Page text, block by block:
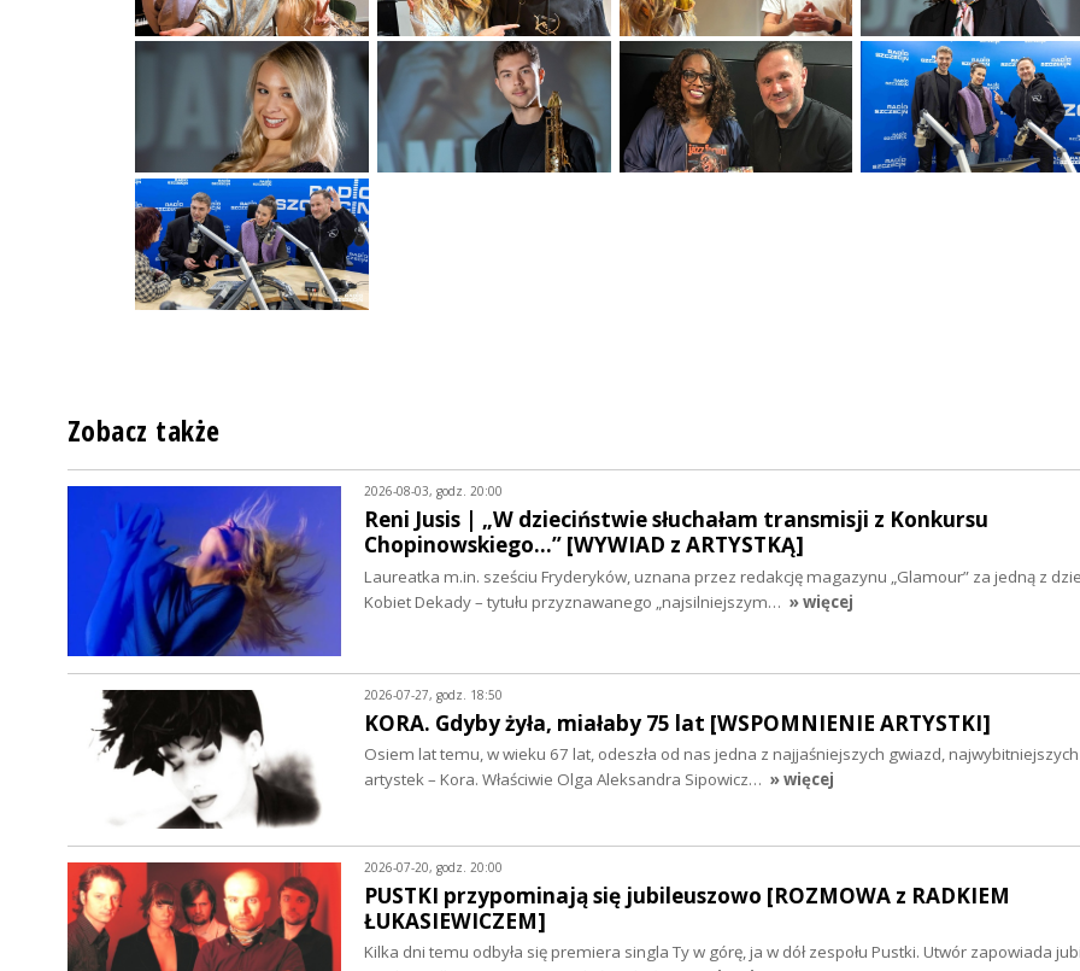
Zobacz także
2026-08-03, godz. 20:00
Reni Jusis | „W dzieciństwie słuchałam transmisji z Konkursu
Chopinowskiego…” [WYWIAD z ARTYSTKĄ]
Laureatka m.in. sześciu Fryderyków, uznana przez redakcję magazynu „Glamour” za jedną z
Kobiet Dekady – tytułu przyznawanego „najsilniejszym… » więcej
2026-07-27, godz. 18:50
KORA. Gdyby żyła, miałaby 75 lat [WSPOMNIENIE ARTYSTKI]
Osiem lat temu, w wieku 67 lat, odeszła od nas jedna z najjaśniejszych gwiazd,
artystek – Kora. Właściwie Olga Aleksandra Sipowicz… » więcej
2026-07-20, godz. 20:00
PUSTKI przypominają się jubileuszowo [ROZMOWA z RADKIEM
ŁUKASIEWICZEM]
Kilka dni temu odbyła się premiera singla Ty w górę, ja w dół zespołu Pustki. Utwór zapowiada